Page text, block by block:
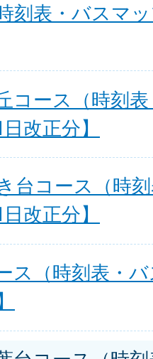
刻表・バスマ
コース（時刻
改正分】
台コース（時
改正分】
ス（時刻表・